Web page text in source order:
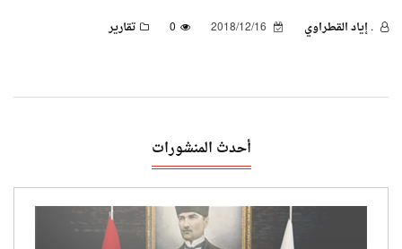
. إياد القطراوي 0 تقارير
أحدث المنشورات